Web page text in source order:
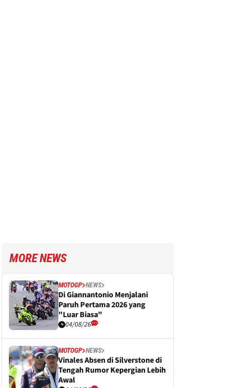
MORE NEWS
MOTOGP NEWS
Di Giannantonio Menjalani
Paruh Pertama 2026 yang
"Luar Biasa"
04/08/26
MOTOGP NEWS
Vinales Absen di Silverstone di
Tengah Rumor Kepergian Lebih
Awal